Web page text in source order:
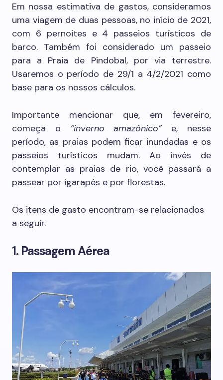
Em nossa estimativa de gastos, consideramos
uma viagem de duas pessoas, no início de 2021,
com 6 pernoites e 4 passeios turísticos de
barco. Também foi considerado um passeio
para a Praia de Pindobal, por via terrestre.
Usaremos o período de 29/1 a 4/2/2021 como
base para os nossos cálculos.
Importante mencionar que, em fevereiro,
começa o “inverno amazônico” e, nesse
período, as praias podem ficar inundadas e os
passeios turísticos mudam. Ao invés de
contemplar as praias de rio, você passará a
passear por igarapés e por florestas.
Os itens de gasto encontram-se relacionados
a seguir.
1. Passagem Aérea